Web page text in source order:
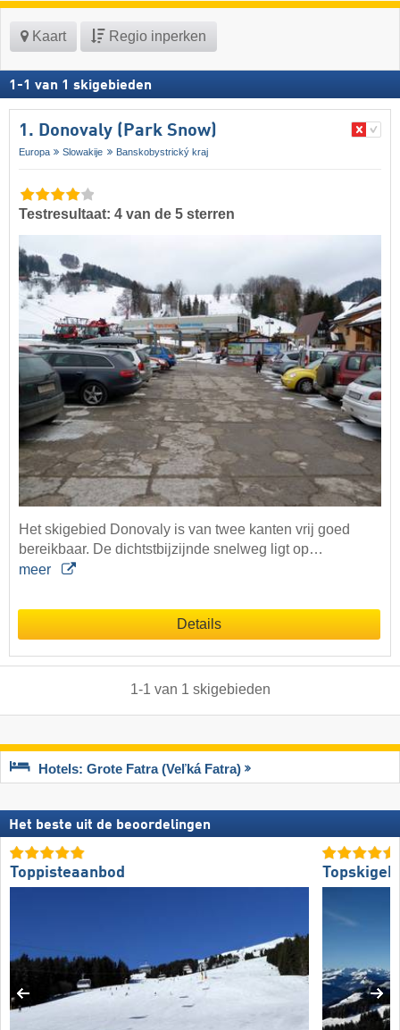
Kaart Regio inperken
1 -1 van 1 skigebieden
1. Donovaly (Park Snow)
Europa Slowakije Banskobystrický kraj
Testresultaat: 4 van de 5 sterren
Het skigebied Donovaly is van twee kanten vrij goed
bereikbaar. De dichtstbijzijnde snelweg ligt op…
meer
Details
1-1 van 1 skigebieden
Hotels: Grote Fatra (Veľká Fatra)
Het beste uit de beoordelingen
Toppisteaanbod